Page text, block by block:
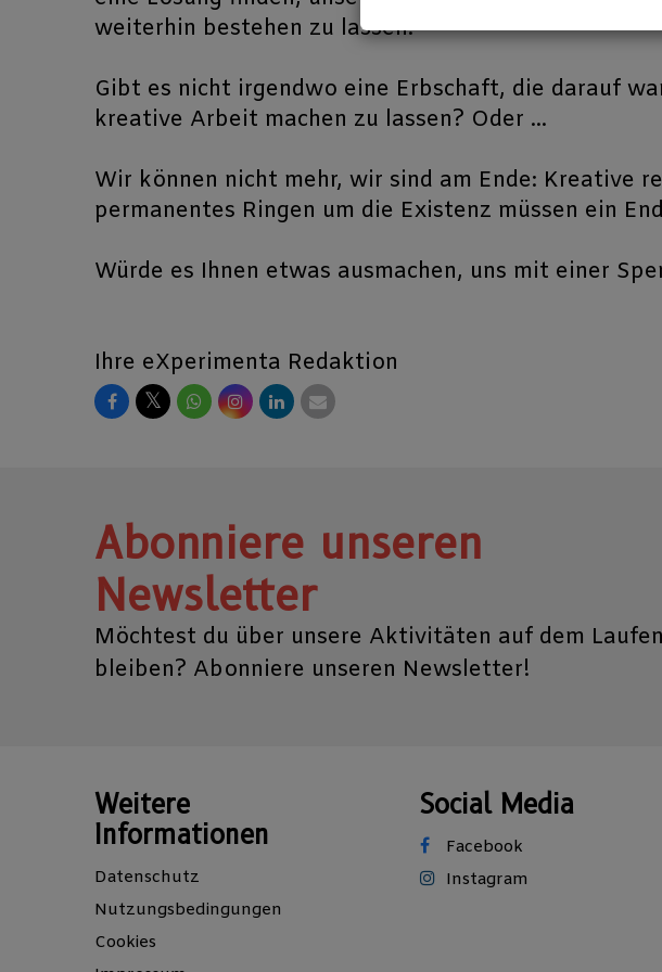
weiterhin bestehen zu lassen.
Gibt es nicht irgendwo eine Erbschaft, die darauf
kreative Arbeit machen zu lassen? Oder ...
Wir können nicht mehr, wir sind am Ende: Kreative
permanentes Ringen um die Existenz müssen ein
Würde es Ihnen etwas ausmachen, uns mit einer
Ihre eXperimenta Redaktion
𝕏
Abonniere unseren
Newsletter
Möchtest du über unsere Aktivitäten auf dem
bleiben? Abonniere unseren Newsletter!
Weitere
Informationen
Datenschutz
Nutzungsbedingungen
Cookies
Social Media
Facebook
Instagram